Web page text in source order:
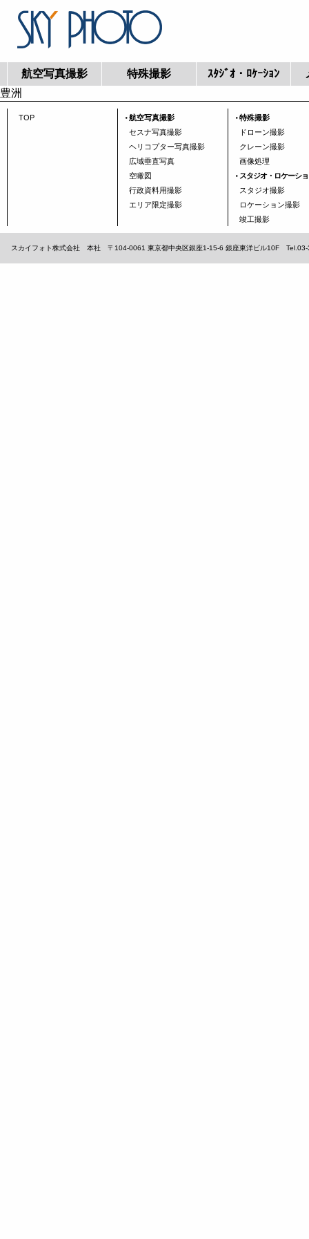
航空写真撮影 特殊撮影 ｽﾀｼﾞｵ・ﾛｹｰｼｮﾝ
豊洲
TOP
航空写真撮影
セスナ写真撮影
ヘリコプター写真撮影
広域垂直写真
空瞰図
行政資料用撮影
エリア限定撮影
特殊撮影
ドローン撮影
クレーン撮影
画像処理
スタジオ・ロケーシ
スタジオ撮影
ロケーション撮影
竣工撮影
スカイフォト株式会社 本社 〒104-0061 東京都中央区銀座1-15-6 銀座東洋ビル10F